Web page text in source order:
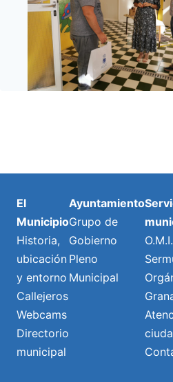
El
Municipio
Historia,
ubicación
y entorno
Callejeros
Webcams
Directorio
municipal
Ayuntamiento
Grupo de
Gobierno
Pleno
Municipal